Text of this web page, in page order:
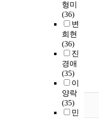
형미
(36)
변
희현
(36)
진
경애
(35)
이
양락
(35)
민